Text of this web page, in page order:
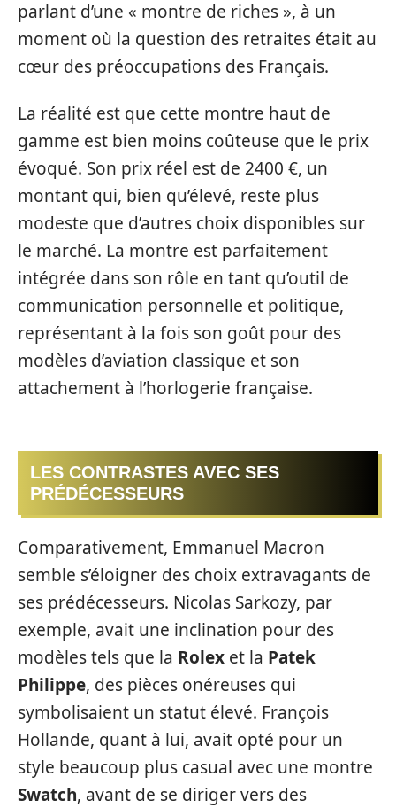
parlant d’une « montre de riches », à un
moment où la question des retraites était au
cœur des préoccupations des Français.
La réalité est que cette montre haut de
gamme est bien moins coûteuse que le prix
évoqué. Son prix réel est de 2400 €, un
montant qui, bien qu’élevé, reste plus
modeste que d’autres choix disponibles sur
le marché. La montre est parfaitement
intégrée dans son rôle en tant qu’outil de
communication personnelle et politique,
représentant à la fois son goût pour des
modèles d’aviation classique et son
attachement à l’horlogerie française.
LES CONTRASTES AVEC SES
PRÉDÉCESSEURS
Comparativement, Emmanuel Macron
semble s’éloigner des choix extravagants de
ses prédécesseurs. Nicolas Sarkozy, par
exemple, avait une inclination pour des
modèles tels que la Rolex et la Patek
Philippe, des pièces onéreuses qui
symbolisaient un statut élevé. François
Hollande, quant à lui, avait opté pour un
style beaucoup plus casual avec une montre
Swatch, avant de se diriger vers des